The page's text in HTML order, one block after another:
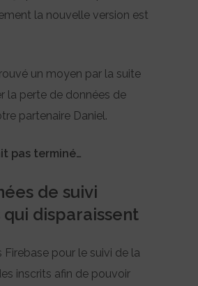
la nouvelle version est
un moyen par la suite
la perte de données de
partenaire Daniel.
pas terminé…
de suivi
disparaissent
Firebase pour le suivi de la
inscrits afin de pouvoir